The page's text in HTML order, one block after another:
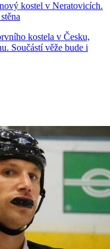
kostel v Neratovicích.
kostela v Česku,
Součástí věže bude i